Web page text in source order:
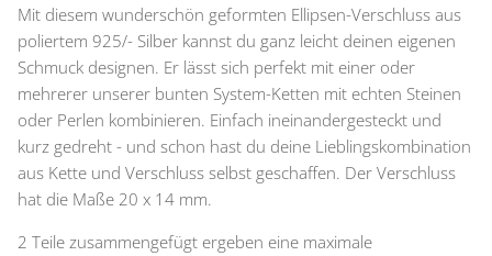
Mit diesem wunderschön geformten Ellipsen-Verschluss aus
poliertem 925/- Silber kannst du ganz leicht deinen eigenen
Schmuck designen. Er lässt sich perfekt mit einer oder
mehrerer unserer bunten System-Ketten mit echten Steinen
oder Perlen kombinieren. Einfach ineinandergesteckt und
kurz gedreht - und schon hast du deine Lieblingskombination
aus Kette und Verschluss selbst geschaffen. Der Verschluss
hat die Maße 20 x 14 mm.
2 Teile zusammengefügt ergeben eine maximale